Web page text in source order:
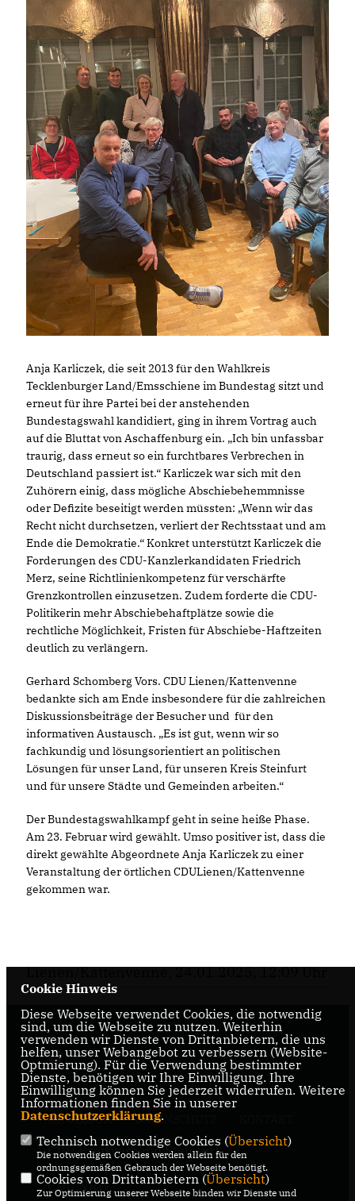
Anja Karliczek, die seit 2013 für den Wahlkreis
Tecklenburger Land/Emsschiene im Bundestag sitzt und
erneut für ihre Partei bei der anstehenden
Bundestagswahl kandidiert, ging in ihrem Vortrag auch
auf die Bluttat von Aschaffenburg ein. „Ich bin unfassbar
traurig, dass erneut so ein furchtbares Verbrechen in
Deutschland passiert ist.“ Karliczek war sich mit den
Zuhörern einig, dass mögliche Abschiebehemmnisse
oder Defizite beseitigt werden müssten: „Wenn wir das
Recht nicht durchsetzen, verliert der Rechtsstaat und am
Ende die Demokratie.“ Konkret unterstützt Karliczek die
Forderungen des CDU-Kanzlerkandidaten Friedrich
Merz, seine Richtlinienkompetenz für verschärfte
Grenzkontrollen einzusetzen. Zudem forderte die CDU-
Politikerin mehr Abschiebehaftplätze sowie die
rechtliche Möglichkeit, Fristen für Abschiebe-Haftzeiten
deutlich zu verlängern.
Gerhard Schomberg Vors. CDU Lienen/Kattenvenne
bedankte sich am Ende insbesondere für die zahlreichen
Diskussionsbeiträge der Besucher und für den
informativen Austausch. „Es ist gut, wenn wir so
fachkundig und lösungsorientiert an politischen
Lösungen für unser Land, für unseren Kreis Steinfurt
und für unsere Städte und Gemeinden arbeiten.“
Der Bundestagswahlkampf geht in seine heiße Phase.
Am 23. Februar wird gewählt. Umso positiver ist, dass die
direkt gewählte Abgeordnete Anja Karliczek zu einer
Veranstaltung der örtlichen CDULienen/Kattenvenne
gekommen war.
Lienen/Kattenvenne, 24.01.2025, 12:09 Uhr
IMPRESSUM DATENSCHUTZ
CDU Kreisverband Steinfurt
CDU NRW
Cookie Hinweis
Diese Webseite verwendet Cookies, die notwendig
sind, um die Webseite zu nutzen. Weiterhin
verwenden wir Dienste von Drittanbietern, die uns
helfen, unser Webangebot zu verbessern (Website-
Optmierung). Für die Verwendung bestimmter
Dienste, benötigen wir Ihre Einwilligung. Ihre
Einwilligung können Sie jederzeit widerrufen. Weitere
Informationen finden Sie in unserer
Datenschutzerklärung.
Technisch notwendige Cookies (Übersicht)
Die notwendigen Cookies werden allein für den
ordnungsgemäßen Gebrauch der Webseite benötigt.
Cookies von Drittanbietern (Übersicht)
Zur Optimierung unserer Webseite binden wir Dienste und